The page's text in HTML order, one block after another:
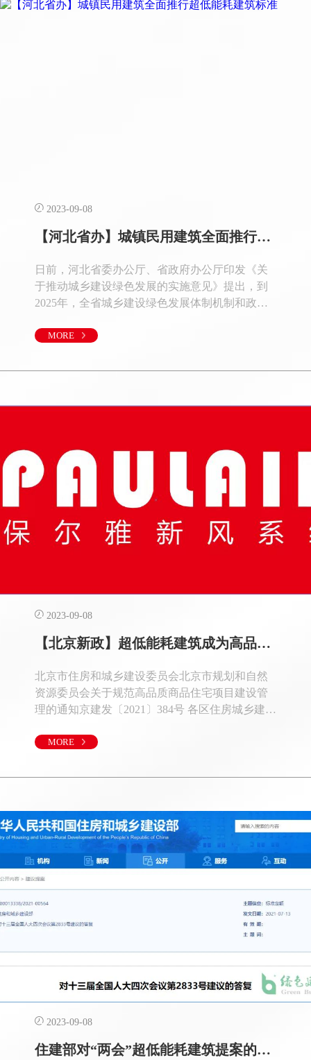
qhdqghjzjn@163.com联系人：陈卓联系电话：0
2023-09-08
【河北省办】城镇民用建筑全面推行超低能耗建筑标准
日前，河北省委办公厅、省政府办公厅印发《关
于推动城乡建设绿色发展的实施意见》提出，到
2025年，全省城乡建设绿色发展体制机制和政策
绿色生活方式普遍推广。 全省森林覆盖率要达到
家生态园林城市创建实现“零突破”。城镇生活垃
推行超低能耗建筑标准。创建省级森林乡村75
MORE
2023-09-08
【北京新政】超低能耗建筑成为高品质住宅强制要求
北京市住房和城乡建设委员会北京市规划和自然
资源委员会关于规范高品质商品住宅项目建设管
理的通知京建发〔2021〕384号 各区住房城乡建设
建设委，各区规划和自然资源分局、各相关单
年）》中提出的建设国际一流和谐宜居之都的要
民获得感为根本出发点，提出高标准商品住宅建
MORE
2023-09-08
住建部对“两会”超低能耗建筑提案的答复（第2833、8608、1984号）